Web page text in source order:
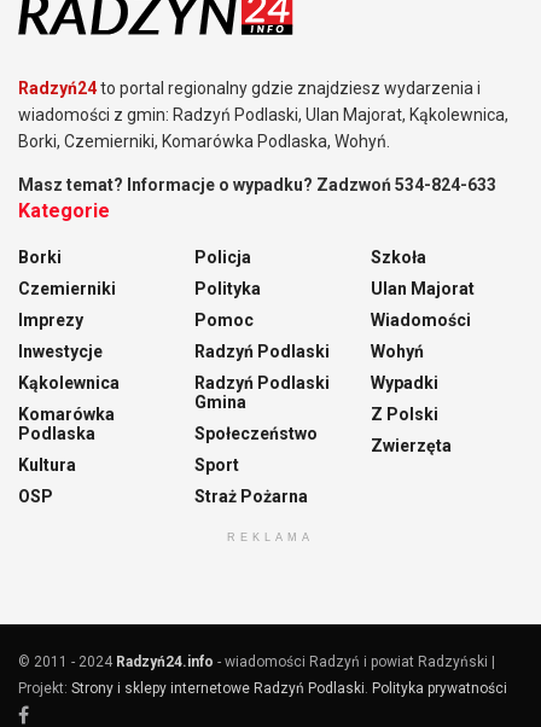
Radzyń24to portal regionalny gdzie znajdziesz wydarzenia i
wiadomości z gmin: Radzyń Podlaski, Ulan Majorat, Kąkolewnica,
Borki, Czemierniki, Komarówka Podlaska, Wohyń.
Masz temat? Informacje o wypadku? Zadzwoń 534-824-633
Kategorie
Borki
Czemierniki
Imprezy
Inwestycje
Kąkolewnica
Komarówka
Podlaska
Kultura
OSP
Policja
Polityka
Pomoc
Radzyń Podlaski
Radzyń Podlaski
Gmina
Społeczeństwo
Sport
Straż Pożarna
Szkoła
Ulan Majorat
Wiadomości
Wohyń
Wypadki
Z Polski
Zwierzęta
REKLAMA
© 2011 - 2024 Radzyń24.info - wiadomości Radzyń i powiat Radzyński |
Projekt: Strony i sklepy internetowe Radzyń Podlaski Polityka prywatności